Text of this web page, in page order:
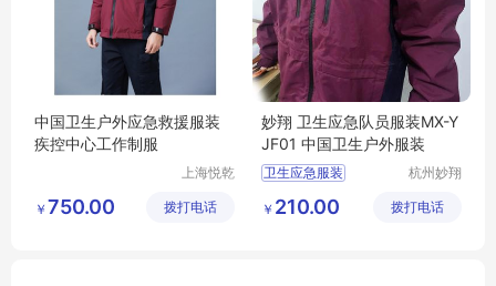
中国卫生户外应急救援服装
疾控中心工作制服
上海悦乾
公司
￥ 750.00 拨打电话
妙翔 卫生应急队员服装MX-Y
JF01 中国卫生户外服装
卫生应急服装
YJF01 应急救援服装
杭州妙翔
有限公司
￥ 210.00 拨打电话